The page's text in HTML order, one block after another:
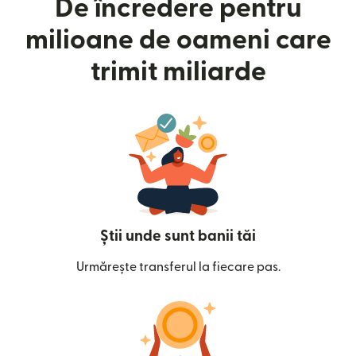
De încredere pentru
milioane de oameni care
trimit miliarde
Știi unde sunt banii tăi
Urmărește transferul la fiecare pas.